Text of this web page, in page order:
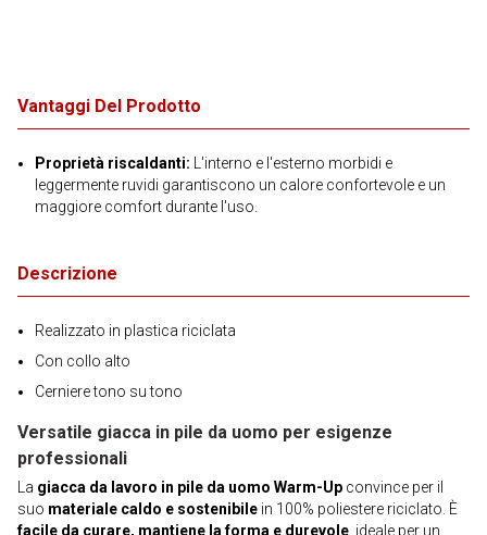
Vantaggi Del Prodotto
Proprietà riscaldanti: L'interno e l'esterno morbidi e
leggermente ruvidi garantiscono un calore confortevole e un
maggiore comfort durante l'uso.
Descrizione
Realizzato in plastica riciclata
Con collo alto
Cerniere tono su tono
Versatile giacca in pile da uomo per esigenze
professionali
La giacca da lavoro in pile da uomo Warm-Up convince per il
suo materiale caldo e sostenibile in 100% poliestere riciclato. È
facile da curare, mantiene la forma e durevole , ideale per un